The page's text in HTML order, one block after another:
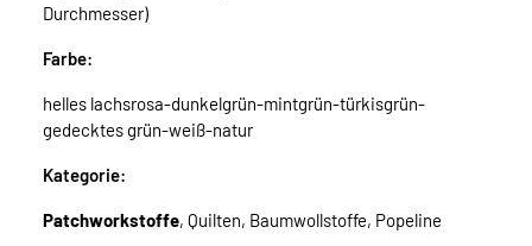
Durchmesser)
Farbe:
helles lachsrosa-dunkelgrün-mintgrün-türkisgrün-
gedecktes grün-weiß-natur
Kategorie:
Patchworkstoffe, Quilten, Baumwollstoffe, Popeline